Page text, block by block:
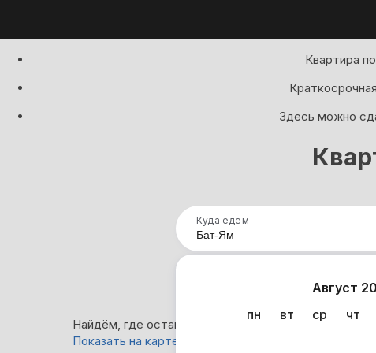
Квартира
Здесь можно
Куда едем
Август
пн
вт ср чт
Найдём, где остановиться в Бат-Яме: 12 вариантов
Показать на карте